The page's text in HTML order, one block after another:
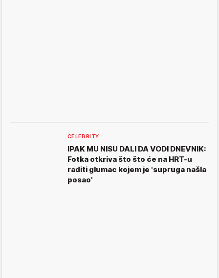
CELEBRITY
IPAK MU NISU DALI DA VODI DNEVNIK:
Fotka otkriva što što će na HRT-u
raditi glumac kojem je 'supruga našla
posao'